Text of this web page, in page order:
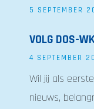
5 SEPTEMBER
VOLG DOS-
4 SEPTEMBER
Wil jij als
nieuws,